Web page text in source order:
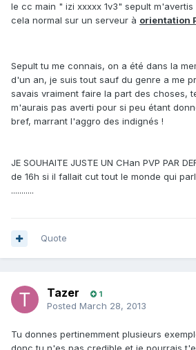
le cc main " izi xxxxx 1v3" sepult
cela normal sur un serveur à orientation
Sepult tu me connais, on a été dans la
d'un an, je suis tout sauf du genre a me
savais vraiment faire la part des choses,
m'aurais pas averti pour si peu étant
bref, marrant l'aggro des indignés !
JE SOUHAITE JUSTE UN CHan PVP PAR
de 16h si il fallait cut tout le monde qui
...........
Quote
Tazer 1
Posted March 28, 2013
Tu donnes pertinemment plusieurs